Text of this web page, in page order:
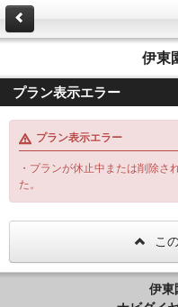
伊東
プラン表示エラー
プラン表示エラー
・プランが休止中または削除さ
た。
こ
伊東